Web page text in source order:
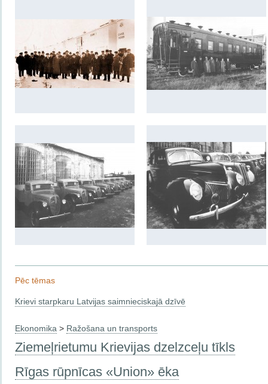
Pēc tēmas
Krievi starpkaru Latvijas saimnieciskajā dzīvē
Ekonomika > Ražošana un transports
Ziemeļrietumu Krievijas dzelzceļu tīkls
Rīgas rūpnīcas «Union» ēka